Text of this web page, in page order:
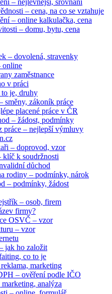
– nejlevnější, srovnání
– cena, na co se vztahuje
– online kalkulačka, cena
– domu, bytu, cena
– dovolená, stravenky
online
zaměstnance
v práci
je, druhy
směny, zákoník práce
placené práce v ČR
– žádost, podmínky
práce – nejlepší výmluvy
– doprovod, vzor
klíč k soudržnosti
důchod
rodiny – podmínky, nárok
– podmínky, žádost
– osob, firem
firmy?
OSVČ – vzor
– vzor
jak ho založit
co to je
marketing
– ověření podle IČO
analýza